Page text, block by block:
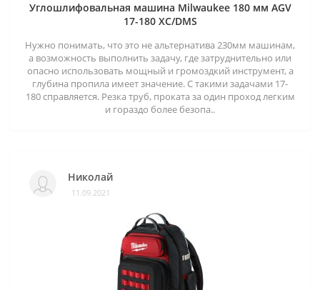
Углошлифовальная машина Milwaukee 180 мм AGV
17-180 XC/DMS
Нужно понимать, что это не альтернатива 230мм машинам,
а возможность выполнить задачу, где затруднительно или
опасно использовать мощный и громоздкий инструмент, а
глубина пропила имеет значение. С такими задачами 17-
180 справляется. Резка труб, проката за один проход легким
и гораздо более безопа..
Николай
11.09.2021